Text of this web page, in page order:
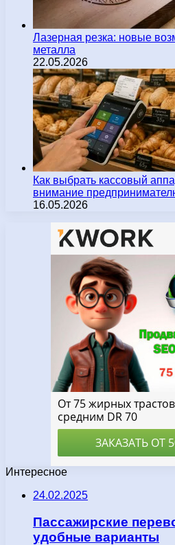
Лазерная резка: новые
металла
22.05.2026
Как выбрать кассовый
внимание
16.05.2026
Интересное
24.02.2025
Пассажирские
удобные варианты